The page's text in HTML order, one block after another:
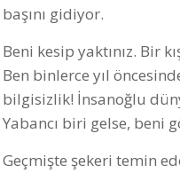
başını gidiyor.
Beni kesip yaktınız. Bir
Ben binlerce yıl
bilgisizlik! İnsanoğlu
Yabancı biri gelse, beni
Geçmişte şekeri temin